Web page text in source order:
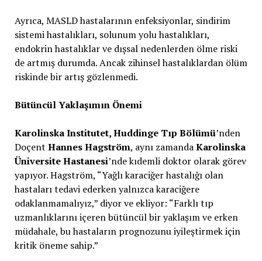
Ayrıca, MASLD hastalarının enfeksiyonlar, sindirim
sistemi hastalıkları, solunum yolu hastalıkları,
endokrin hastalıklar ve dışsal nedenlerden ölme riski
de artmış durumda. Ancak zihinsel hastalıklardan ölüm
riskinde bir artış gözlenmedi.
Bütüncül Yaklaşımın Önemi
Karolinska Institutet, Huddinge Tıp Bölümü’nden
Doçent Hannes Hagström, aynı zamandaKarolinska
Üniversite Hastanesi’nde kıdemli doktor olarak görev
yapıyor. Hagström, “Yağlı karaciğer hastalığı olan
hastaları tedavi ederken yalnızca karaciğere
odaklanmamalıyız,” diyor ve ekliyor: “Farklı tıp
uzmanlıklarını içeren bütüncül bir yaklaşım ve erken
müdahale, bu hastaların prognozunu iyileştirmek için
kritik öneme sahip.”